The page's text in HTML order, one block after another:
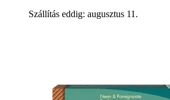
Szállítás eddig: augusztus 11.